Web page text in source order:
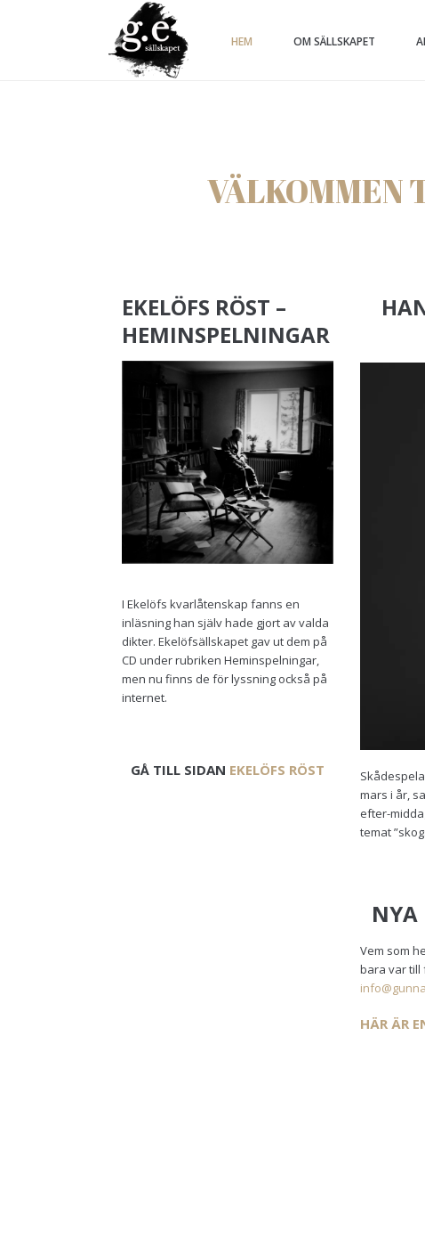
HEM OM SÄLLSKAPET
VÄLKOMMEN
EKELÖFS RÖST –
HEMINSPELNINGAR
I Ekelöfs kvarlåtenskap fanns en
inläsning han själv hade gjort av valda
dikter. Ekelöfsällskapet gav ut dem på
CD under rubriken Heminspelningar,
men nu finns de för lyssning också på
internet.
GÅ TILL SIDAN EKELÖFS RÖST
mars i år,
efter-
temat
NYA
Vem som
bara var till
HÄR ÄR